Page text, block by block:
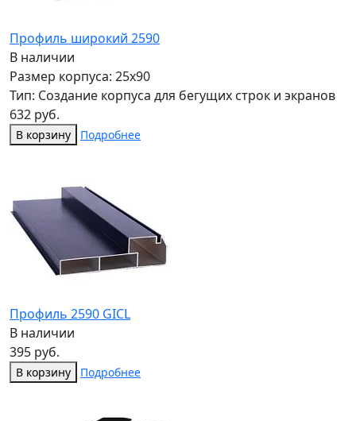
Профиль широкий 2590
В наличии
Размер корпуса: 25x90
Тип: Создание корпуса для бегущих строк и экранов
632 руб.
В корзину Подробнее
Профиль 2590 GICL
В наличии
395 руб.
В корзину Подробнее